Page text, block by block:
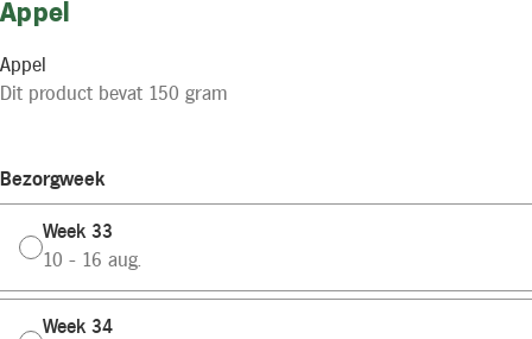
Appel
Appel
Dit product bevat 150 gram
Bezorgweek
Week 33
10 - 16 aug.
Week 34